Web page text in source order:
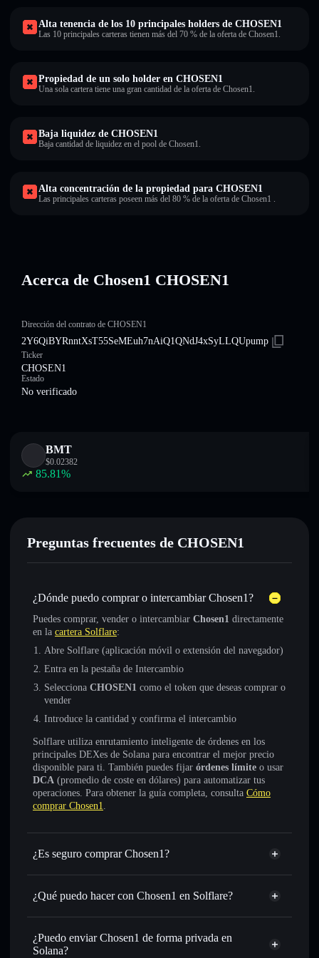
Alta tenencia de los 10 principales holders de CHOSEN1
Las 10 principales carteras tienen más del 70 % de la oferta de Chosen1.
Propiedad de un solo holder en CHOSEN1
Una sola cartera tiene una gran cantidad de la oferta de Chosen1.
Baja liquidez de CHOSEN1
Baja cantidad de liquidez en el pool de Chosen1.
Alta concentración de la propiedad para CHOSEN1
Las principales carteras poseen más del 80 % de la oferta de Chosen1 .
Acerca de Chosen1 CHOSEN1
Dirección del contrato de CHOSEN1
2Y6QiBYRnntXsT55SeMEuh7nAiQ1QNdJ4xSyLLQUpump
Ticker
CHOSEN1
Estado
No verificado
BMT
$0.02382
85.81%
Preguntas frecuentes de CHOSEN1
¿Dónde puedo comprar o intercambiar Chosen1?
Puedes comprar, vender o intercambiar Chosen1 directamente
en la cartera Solflare:
Abre Solflare (aplicación móvil o extensión del navegador)
Entra en la pestaña de Intercambio
Selecciona CHOSEN1 como el token que deseas comprar o
vender
Introduce la cantidad y confirma el intercambio
Solflare utiliza enrutamiento inteligente de órdenes en los
principales DEXes de Solana para encontrar el mejor precio
disponible para ti. También puedes fijar órdenes límite o usar
DCA (promedio de coste en dólares) para automatizar tus
operaciones. Para obtener la guía completa, consulta Cómo
comprar Chosen1.
¿Es seguro comprar Chosen1?
Chosen1 no está verificado
¿Qué puedo hacer con Chosen1 en Solflare?
Chosen1
cartera de Solflare
Intercambiar al instante: operar con CHOSEN1 para
SOL, USDC o miles de otros tokens de Solana con
¿Puedo enviar Chosen1 de forma privada en
Solana?